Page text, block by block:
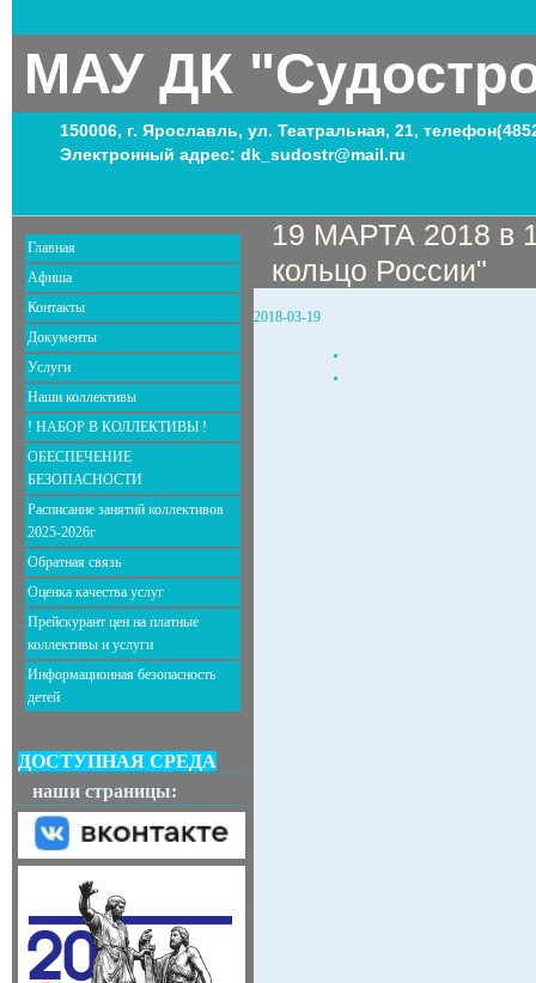
МАУ ДК
150006, г. Ярославль, ул. Театральная, 21,
Электронный адрес: dk_sudostr@mail.ru
Главная
Афиша
Контакты
Документы
Услуги
Наши коллективы
! НАБОР В КОЛЛЕКТИВЫ !
ОБЕСПЕЧЕНИЕ
БЕЗОПАСНОСТИ
Расписание занятий коллективов
2025-2026г
Обратная связь
Оценка качества услуг
Прейскурант цен на платные
коллективы и услуги
Информационная безопасность
детей
ДОСТУПНАЯ СРЕДА
наши страницы:
19 МАРТА 2018 в
кольцо России"
2018-03-19